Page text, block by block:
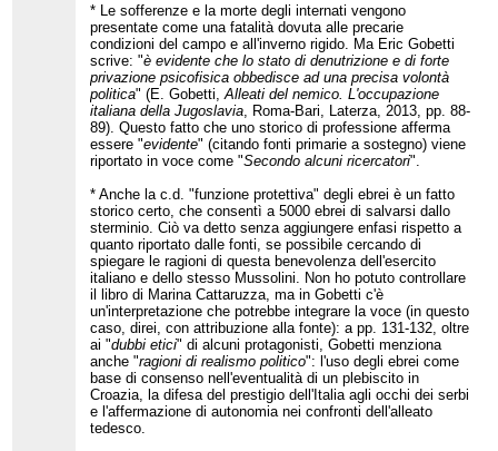
* Le sofferenze e la morte degli internati vengono
presentate come una fatalità dovuta alle precarie
condizioni del campo e all'inverno rigido. Ma Eric Gobetti
scrive: "è evidente che lo stato di denutrizione e di forte
privazione psicofisica obbedisce ad una precisa volontà
politica" (E. Gobetti,Alleati del nemico. L'occupazione
italiana della Jugoslavia , Roma-Bari, Laterza, 2013, pp. 88-
89). Questo fatto che uno storico di professione afferma
essere "evidente" (citando fonti primarie a sostegno) viene
riportato in voce come "Secondo alcuni ricercatori".
* Anche la c.d. "funzione protettiva" degli ebrei è un fatto
storico certo, che consentì a 5000 ebrei di salvarsi dallo
sterminio. Ciò va detto senza aggiungere enfasi rispetto a
quanto riportato dalle fonti, se possibile cercando di
spiegare le ragioni di questa benevolenza dell'esercito
italiano e dello stesso Mussolini. Non ho potuto controllare
il libro di Marina Cattaruzza, ma in Gobetti c'è
un'interpretazione che potrebbe integrare la voce (in questo
caso, direi, con attribuzione alla fonte): a pp. 131-132, oltre
ai "dubbi etici" di alcuni protagonisti, Gobetti menziona
anche "ragioni di realismo politico": l'uso degli ebrei come
base di consenso nell'eventualità di un plebiscito in
Croazia, la difesa del prestigio dell'Italia agli occhi dei serbi
e l'affermazione di autonomia nei confronti dell'alleato
tedesco.